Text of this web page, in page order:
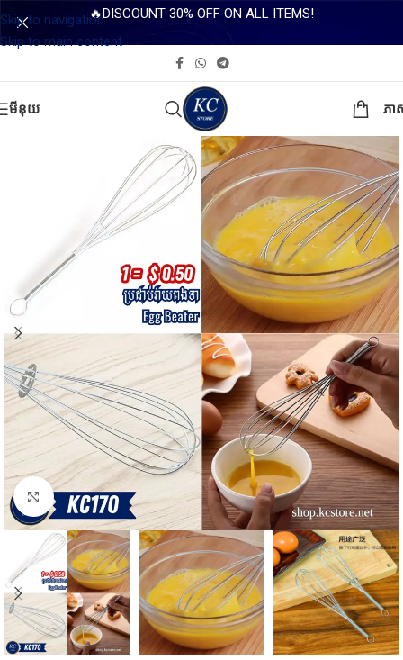
Skip to navigation
Skip to main content
🔥DISCOUNT 30% OFF ON ALL ITEMS!
មីនុយ ភា
Click to enlarge